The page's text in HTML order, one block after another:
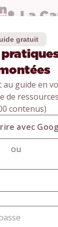
gratuit
guide en
de ressources
contenus)
avec
ou
AUX
au